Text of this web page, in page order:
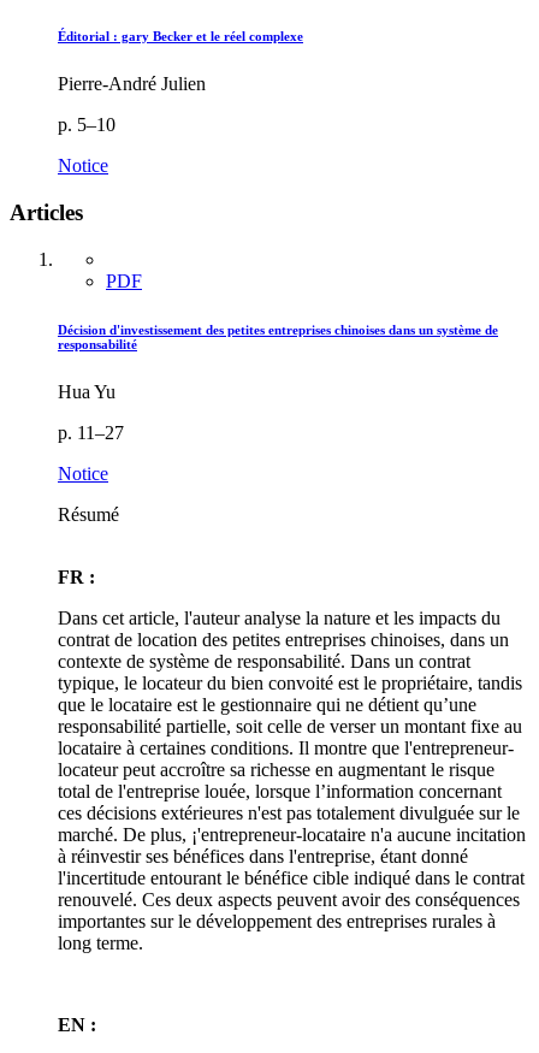
Éditorial : gary Becker et le réel complexe
Pierre-André Julien
p. 5–10
Notice
Articles
PDF
Décision d'investissement des petites entreprises chinoises dans un système de
responsabilité
Hua Yu
p. 11–27
Notice
Résumé
FR :
Dans cet article, l'auteur analyse la nature et les impacts du
contrat de location des petites entreprises chinoises, dans un
contexte de système de responsabilité. Dans un contrat
typique, le locateur du bien convoité est le propriétaire, tandis
que le locataire est le gestionnaire qui ne détient qu’une
responsabilité partielle, soit celle de verser un montant fixe au
locataire à certaines conditions. Il montre que l'entrepreneur-
locateur peut accroître sa richesse en augmentant le risque
total de l'entreprise louée, lorsque l’information concernant
ces décisions extérieures n'est pas totalement divulguée sur le
marché. De plus, ¡'entrepreneur-locataire n'a aucune incitation
à réinvestir ses bénéfices dans l'entreprise, étant donné
l'incertitude entourant le bénéfice cible indiqué dans le contrat
renouvelé. Ces deux aspects peuvent avoir des conséquences
importantes sur le développement des entreprises rurales à
long terme.
EN :